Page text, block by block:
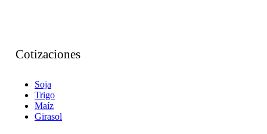
Cotizaciones
Soja
Trigo
Maíz
Girasol